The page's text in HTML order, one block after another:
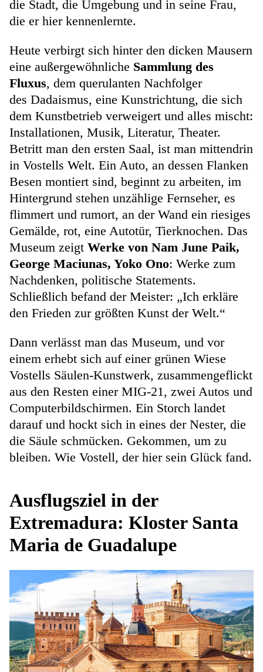
die Stadt, die Umgebung und in seine Frau,
die er hier kennenlernte.
Heute verbirgt sich hinter den dicken Mausern
eine außergewöhnliche Sammlung des
Fluxus, dem querulanten Nachfolger
des Dadaismus, eine Kunstrichtung, die sich
dem Kunstbetrieb verweigert und alles mischt:
Installationen, Musik, Literatur, Theater.
Betritt man den ersten Saal, ist man mittendrin
in Vostells Welt. Ein Auto, an dessen Flanken
Besen montiert sind, beginnt zu arbeiten, im
Hintergrund stehen unzählige Fernseher, es
flimmert und rumort, an der Wand ein riesiges
Gemälde, rot, eine Autotür, Tierknochen. Das
Museum zeigt Werke von Nam June Paik,
George Maciunas, Yoko Ono: Werke zum
Nachdenken, politische Statements.
Schließlich befand der Meister: „Ich erkläre
den Frieden zur größten Kunst der Welt.“
Dann verlässt man das Museum, und vor
einem erhebt sich auf einer grünen Wiese
Vostells Säulen-Kunstwerk, zusammengeflickt
aus den Resten einer MIG-21, zwei Autos und
Computerbildschirmen. Ein Storch landet
darauf und hockt sich in eines der Nester, die
die Säule schmücken. Gekommen, um zu
bleiben. Wie Vostell, der hier sein Glück fand.
Ausflugsziel in der
Extremadura: Kloster Santa
Maria de Guadalupe